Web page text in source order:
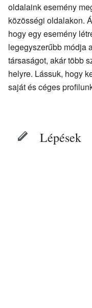
oldalaink esemény
közösségi oldalakon.
hogy egy esemény
legegyszerűbb módja
társaságot, akár több
helyre. Lássuk, hogy
saját és céges
Lépések